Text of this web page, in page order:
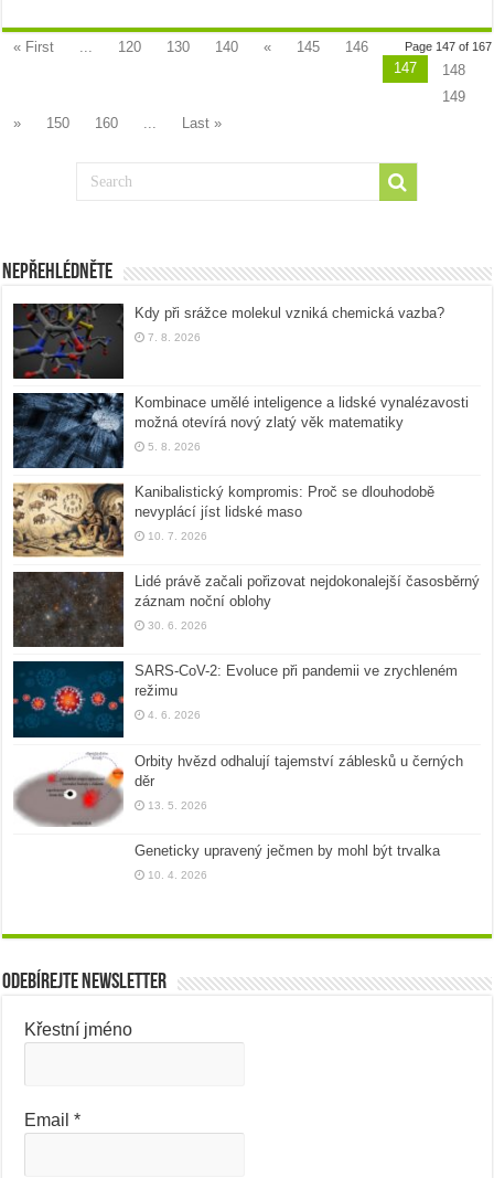
Page 147 of 167
« First 120 130 140 « 145
146
147
148
149
»
150 160 Last »
Nepřehlédněte
Kdy při srážce molekul vzniká chemická vazba?
7. 8. 2026
Kombinace umělé inteligence a lidské vynalézavosti
možná otevírá nový zlatý věk matematiky
5. 8. 2026
Kanibalistický kompromis: Proč se dlouhodobě
nevyplácí jíst lidské maso
10. 7. 2026
Lidé právě začali pořizovat nejdokonalejší časosběrný
záznam noční oblohy
30. 6. 2026
SARS-CoV-2: Evoluce při pandemii ve zrychleném
režimu
4. 6. 2026
Orbity hvězd odhalují tajemství záblesků u černých
děr
13. 5. 2026
Geneticky upravený ječmen by mohl být trvalka
10. 4. 2026
Odebírejte newsletter
Křestní jméno
Email*